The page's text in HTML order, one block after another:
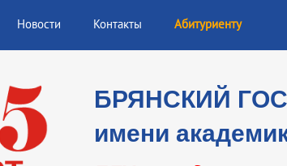
Новости Контакты Абитуриенту
БРЯНСКИЙ
имени